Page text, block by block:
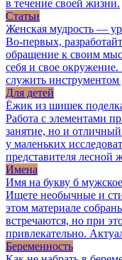
в течение своей жизни.
Статьи
Женская мудрость —
Во-первых,
обращение к своим
себя и свое
служить
Для детей
Ёжик из шишек
Работа с элементами
занятие, но и
у маленьких
представителя лесной
Имена
Имя на букву б мужское
Ищете необычные и
этом материале
встречаются, но при
привлекательно.
Беременность